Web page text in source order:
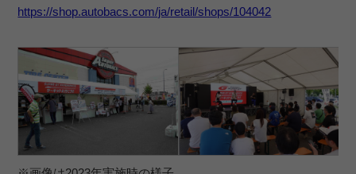
https://shop.autobacs.com/ja/retail/shops/104042